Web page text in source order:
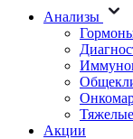
Анализы
Акции